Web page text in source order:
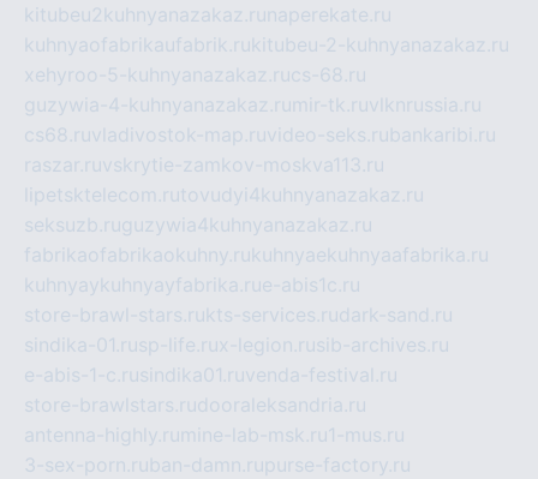
kitubeu2kuhnyanazakaz.ru naperekate.ru
kuhnyaofabrikaufabrik.rukitubeu-2-kuhnyanazakaz.ru
xehyroo-5-kuhnyanazakaz.rucs-68.ru
guzywia-4-kuhnyanazakaz.ru mir-tk.ruvlknrussia.ru
cs68.ruvladivostok-map.ruvideo-seks.rubankaribi.ru
raszar.ruvskrytie-zamkov-moskva113.ru
lipetsktelecom.rutovudyi4kuhnyanazakaz.ru
seksuzb.ruguzywia4kuhnyanazakaz.ru
fabrikaofabrikaokuhny.rukuhnyaekuhnyaafabrika.ru
kuhnyaykuhnyayfabrika.rue-abis1c.ru
store-brawl-stars.rukts-services.rudark-sand.ru
sindika-01.rusp-life.rux-legion.rusib-archives.ru
e-abis-1-c.rusindika01.ruvenda-festival.ru
store-brawlstars.rudooraleksandria.ru
antenna-highly.ru mine-lab-msk.ru1-mus.ru
3-sex-porn.ruban-damn.rupurse-factory.ru